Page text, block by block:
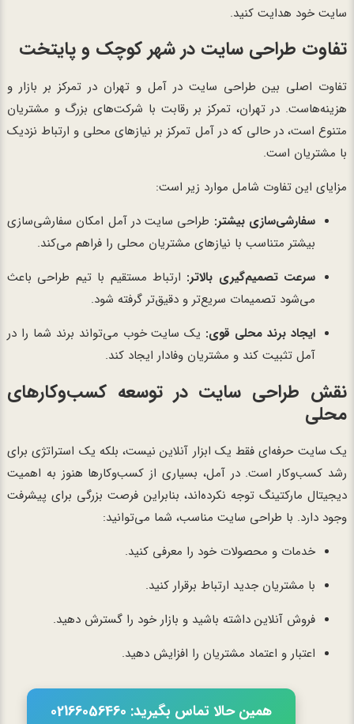
سایت خود هدایت کنید.
تفاوت طراحی سایت در شهر کوچک و پایتخت
تفاوت اصلی بین طراحی سایت در آمل و تهران در تمرکز بر بازار و
هزینه‌هاست. در تهران، تمرکز بر رقابت با شرکت‌های بزرگ و مشتریان
متنوع است، در حالی که در آمل تمرکز بر نیازهای محلی و ارتباط نزدیک
با مشتریان است.
مزایای این تفاوت شامل موارد زیر است:
سفارشی‌سازی بیشتر: طراحی سایت در آمل امکان سفارشی‌سازی
بیشتر متناسب با نیازهای مشتریان محلی را فراهم می‌کند.
سرعت تصمیم‌گیری بالاتر: ارتباط مستقیم با تیم طراحی باعث
می‌شود تصمیمات سریع‌تر و دقیق‌تر گرفته شود.
ایجاد برند محلی قوی: یک سایت خوب می‌تواند برند شما را در
آمل تثبیت کند و مشتریان وفادار ایجاد کند.
نقش طراحی سایت در توسعه کسب‌وکارهای
محلی
یک سایت حرفه‌ای فقط یک ابزار آنلاین نیست، بلکه یک استراتژی برای
رشد کسب‌وکار است. در آمل، بسیاری از کسب‌وکارها هنوز به اهمیت
دیجیتال مارکتینگ توجه نکرده‌اند، بنابراین فرصت بزرگی برای پیشرفت
وجود دارد. با طراحی سایت مناسب، شما می‌توانید:
خدمات و محصولات خود را معرفی کنید.
با مشتریان جدید ارتباط برقرار کنید.
فروش آنلاین داشته باشید و بازار خود را گسترش دهید.
اعتبار و اعتماد مشتریان را افزایش دهید.
همین حالا تماس بگیرید: 02166056460